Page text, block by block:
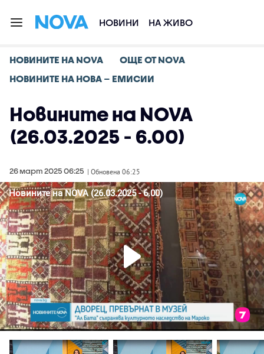
НОВИНИ НА ЖИВО
НОВИНИТЕ НА NOVA
ОЩЕ ОТ NOVA
НОВИНИТЕ НА НОВА – ЕМИСИИ
Новините на NOVA
(26.03.2025 - 6.00)
26 март 2025 06:25 | Обновена 06:25